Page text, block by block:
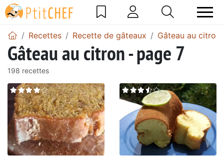
Recettes Recette de gâteaux Gâteau au citron
Gâteau au citron - page 7
198 recettes